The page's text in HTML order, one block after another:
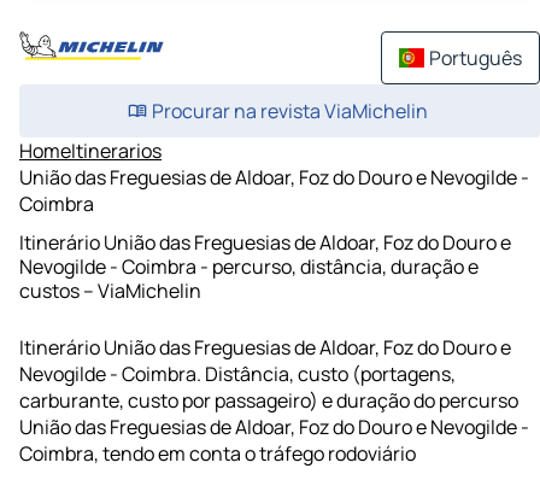
Português
Procurar na revista ViaMichelin
HomeItinerarios
União das Freguesias de Aldoar, Foz do Douro e Nevogilde -
Coimbra
Itinerário União das Freguesias de Aldoar, Foz do Douro e
Nevogilde - Coimbra - percurso, distância, duração e
custos – ViaMichelin
Itinerário União das Freguesias de Aldoar, Foz do Douro e
Nevogilde - Coimbra. Distância, custo (portagens,
carburante, custo por passageiro) e duração do percurso
União das Freguesias de Aldoar, Foz do Douro e Nevogilde -
Coimbra, tendo em conta o tráfego rodoviário